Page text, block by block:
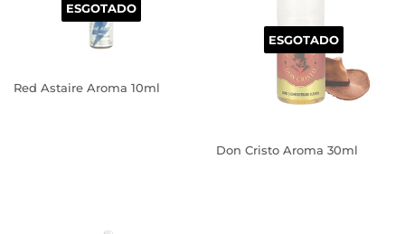
ESGOTADO
Red Astaire Aroma 10ml
ESGOTADO
Don Cristo Aroma 30ml